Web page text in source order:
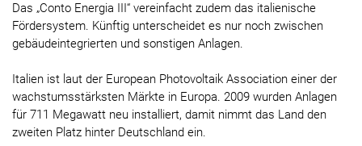
Das „Conto Energia III“ vereinfacht zudem das italienische
Fördersystem. Künftig unterscheidet es nur noch zwischen
gebäudeintegrierten und sonstigen Anlagen.
Italien ist laut der European Photovoltaik Association einer der
wachstumsstärksten Märkte in Europa. 2009 wurden Anlagen
für 711 Megawatt neu installiert, damit nimmt das Land den
zweiten Platz hinter Deutschland ein.